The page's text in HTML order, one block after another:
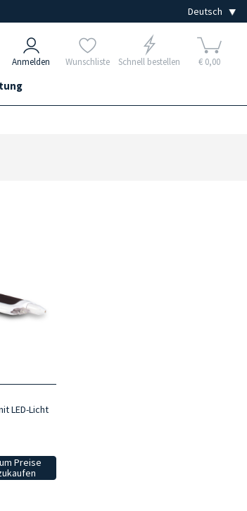
Anmelden Wunschliste Schnell bestellen € 0,00
LED-Licht
Preise